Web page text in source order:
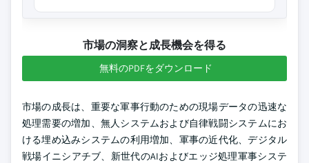
市場の洞察と成長機会を得る
無料のPDFをダウンロード
市場の成長は、重要な軍事行動のための現場データの迅速な
処理需要の増加、無人システムおよび自律戦闘システムにお
ける埋め込みシステムの利用増加、軍事の近代化、デジタル
戦場イニシアチブ、新世代のAIおよびエッジ処理軍事システ